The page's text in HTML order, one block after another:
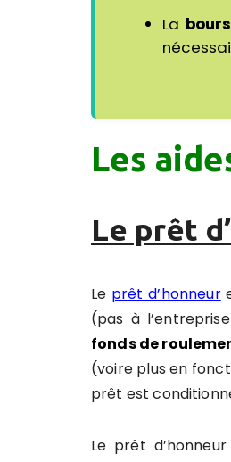
La
Les
Le prêt
Le prêt d’honneur
(pas à
fonds de
(voire plus en
prêt est
Le prêt